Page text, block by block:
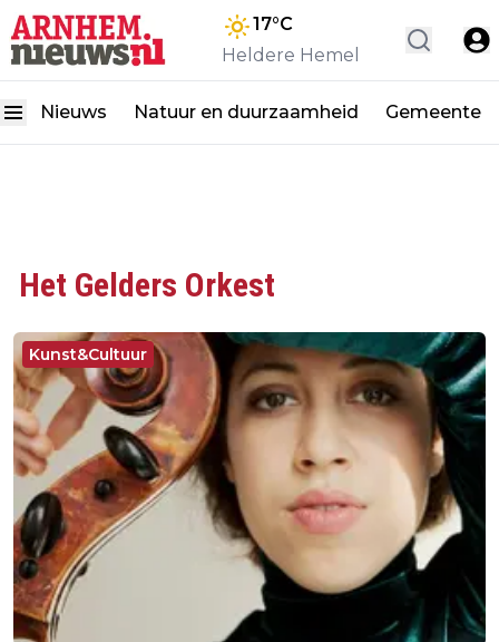
17°C
Heldere Hemel
Nieuws Natuur en duurzaamheid Gemeente
Het Gelders Orkest
Kunst&Cultuur